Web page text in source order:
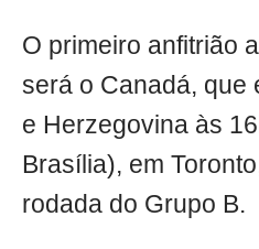
O primeiro anfitrião
será o Canadá, que
e Herzegovina às
Brasília), em
rodada do Grupo B.